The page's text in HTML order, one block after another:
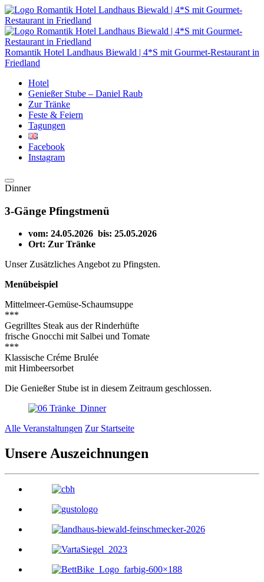
Romantik Hotel Landhaus Biewald | 4*S mit Gourmet-Restaurant in
Friedland
Hotel
Genießer Stube – Daniel Raub
Zur Tränke
Feste & Feiern
Tagungen
Facebook
Instagram
Dinner
3-Gänge Pfingstmenü
vom: 24.05.2026 bis: 25.05.2026
Ort: Zur Tränke
Unser Zusätzliches Angebot zu Pfingsten.
Menübeispiel
Mittelmeer-Gemüse-Schaumsuppe
***
Gegrilltes Steak aus der Rinderhüfte
frische Gnocchi mit Salbei und Tomate
***
Klassische Créme Brulée
mit Himbeersorbet
Die Genießer Stube ist in diesem Zeitraum geschlossen.
Alle Veranstaltungen Zur Startseite
Unsere Auszeichnungen